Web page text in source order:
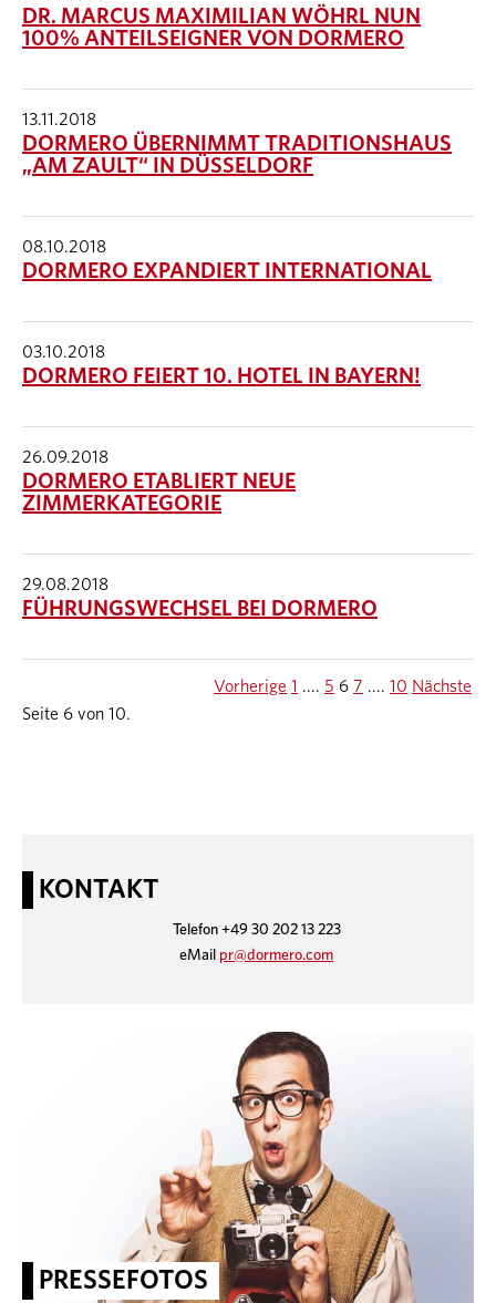
DR. MARCUS MAXIMILIAN WÖHRL NUN
100% ANTEILSEIGNER VON DORMERO
13.11.2018
DORMERO ÜBERNIMMT TRADITIONSHAUS
„AM ZAULT“ IN DÜSSELDORF
08.10.2018
DORMERO EXPANDIERT INTERNATIONAL
03.10.2018
DORMERO FEIERT 10. HOTEL IN BAYERN!
26.09.2018
DORMERO ETABLIERT NEUE
ZIMMERKATEGORIE
29.08.2018
FÜHRUNGSWECHSEL BEI DORMERO
Seite 6 von 10.
Vorherige 1 .... 5 6 7 .... 10 Nächste
KONTAKT
Telefon +49 30 202 13 223
eMail pr@dormero.com
PRESSEFOTOS